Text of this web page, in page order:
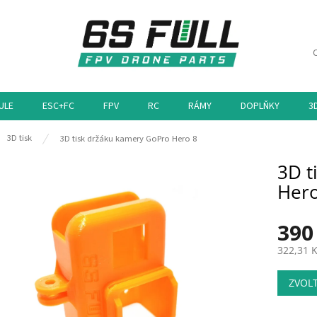
ESC+FC FPV RC RÁMY DOPLŇKY
3D tisk 3D tisk držáku kamery GoPro Hero 8
3D
322,31
Měrná
cena: